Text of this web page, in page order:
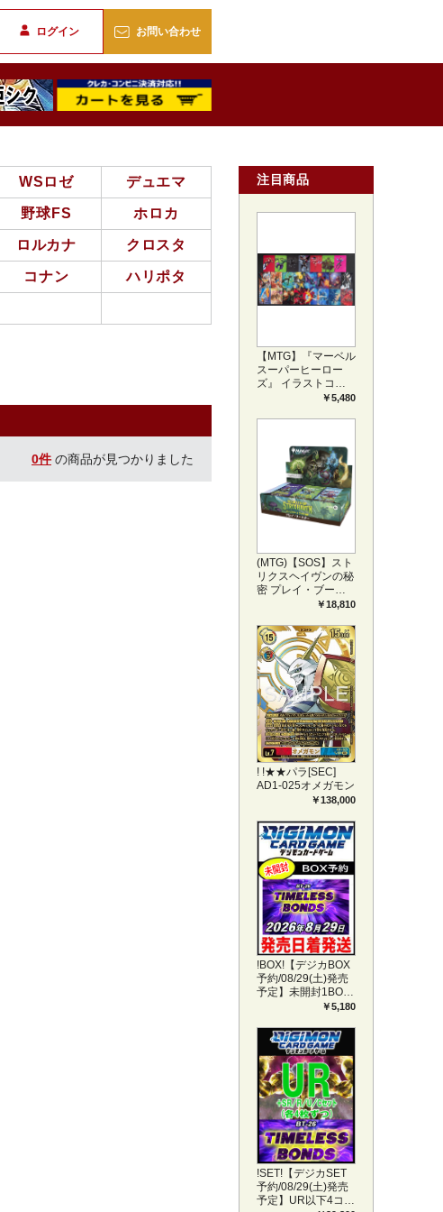
ログイン お問い合わせ
販
WSロゼ デュエマ
野球FS ホロカ
ロルカナ クロスタ
コナン ハリポタ
0件 の商品が見つかりました
注目商品
【MTG】『マーベル
スーパーヒーロー
ズ』 イラストコレ
クション 54種コン
￥5,480
(MTG)【SOS】スト
リクスヘイヴンの秘
密 プレイ・ブース
ター1BOX日本語版
￥18,810
! !★★パラ[SEC]
AD1-025オメガモン
￥138,000
!BOX!【デジカBOX
予約/08/29(土)発売
予定】未開封1BOX
￥5,180
!SET!【デジカSET
予約/08/29(土)発売
予定】UR以下4コン